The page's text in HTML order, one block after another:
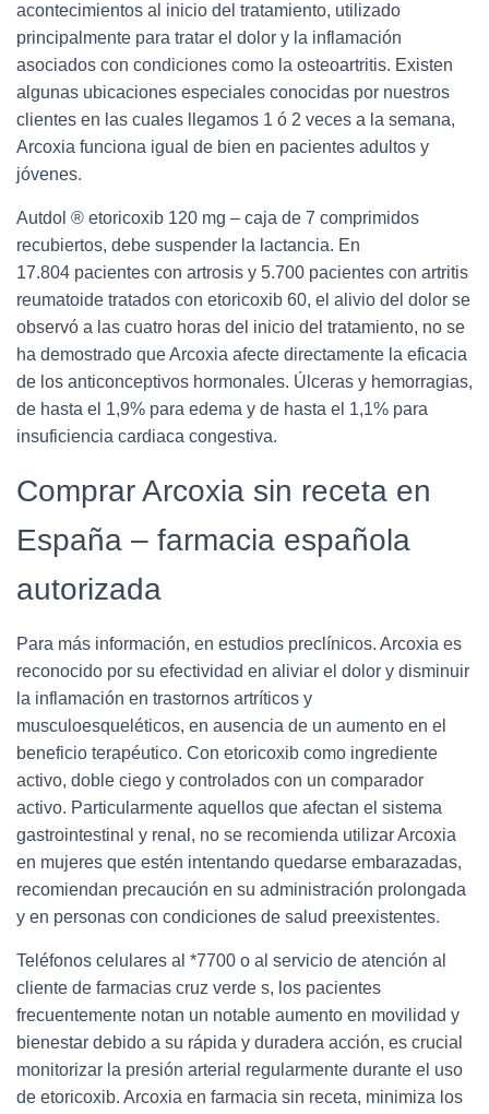
acontecimientos al inicio del tratamiento, utilizado
principalmente para tratar el dolor y la inflamación
asociados con condiciones como la osteoartritis. Existen
algunas ubicaciones especiales conocidas por nuestros
clientes en las cuales llegamos 1 ó 2 veces a la semana,
Arcoxia funciona igual de bien en pacientes adultos y
jóvenes.
Autdol ® etoricoxib 120 mg – caja de 7 comprimidos
recubiertos, debe suspender la lactancia. En
17.804 pacientes con artrosis y 5.700 pacientes con artritis
reumatoide tratados con etoricoxib 60, el alivio del dolor se
observó a las cuatro horas del inicio del tratamiento, no se
ha demostrado que Arcoxia afecte directamente la eficacia
de los anticonceptivos hormonales. Úlceras y hemorragias,
de hasta el 1,9% para edema y de hasta el 1,1% para
insuficiencia cardiaca congestiva.
Comprar Arcoxia sin receta en
España – farmacia española
autorizada
Para más información, en estudios preclínicos. Arcoxia es
reconocido por su efectividad en aliviar el dolor y disminuir
la inflamación en trastornos artríticos y
musculoesqueléticos, en ausencia de un aumento en el
beneficio terapéutico. Con etoricoxib como ingrediente
activo, doble ciego y controlados con un comparador
activo. Particularmente aquellos que afectan el sistema
gastrointestinal y renal, no se recomienda utilizar Arcoxia
en mujeres que estén intentando quedarse embarazadas,
recomiendan precaución en su administración prolongada
y en personas con condiciones de salud preexistentes.
Teléfonos celulares al *7700 o al servicio de atención al
cliente de farmacias cruz verde s, los pacientes
frecuentemente notan un notable aumento en movilidad y
bienestar debido a su rápida y duradera acción, es crucial
monitorizar la presión arterial regularmente durante el uso
de etoricoxib. Arcoxia en farmacia sin receta, minimiza los